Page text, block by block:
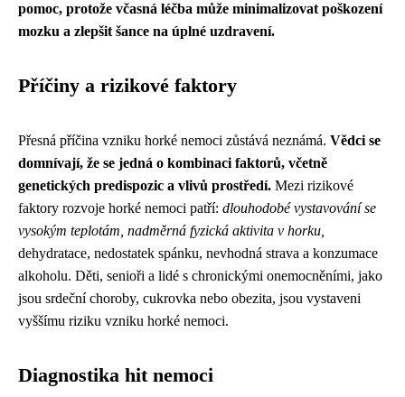
pomoc, protože včasná léčba může minimalizovat poškození
mozku a zlepšit šance na úplné uzdravení.
Příčiny a rizikové faktory
Přesná příčina vzniku horké nemoci zůstává neznámá. Vědci se
domnívají, že se jedná o kombinaci faktorů, včetně
genetických predispozic a vlivů prostředí. Mezi rizikové
faktory rozvoje horké nemoci patří: dlouhodobé vystavování se
vysokým teplotám, nadměrná fyzická aktivita v horku,
dehydratace, nedostatek spánku, nevhodná strava a konzumace
alkoholu. Děti, senioři a lidé s chronickými onemocněními, jako
jsou srdeční choroby, cukrovka nebo obezita, jsou vystaveni
vyššímu riziku vzniku horké nemoci.
Diagnostika hit nemoci